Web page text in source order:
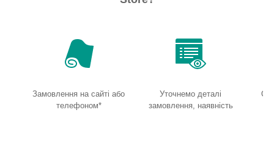
Замовлення на сайті або
телефоном*
Уточнемо деталі
замовлення, наявність